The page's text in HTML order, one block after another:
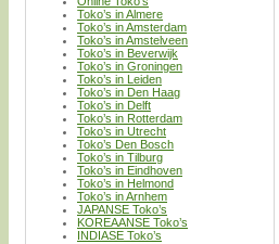
Toko’s in Almere
Toko’s in Amsterdam
Toko’s in Amstelveen
Toko’s in Beverwijk
Toko’s in Groningen
Toko’s in Leiden
Toko’s in Den Haag
Toko’s in Delft
Toko’s in Rotterdam
Toko’s in Utrecht
Toko’s Den Bosch
Toko’s in Tilburg
Toko’s in Eindhoven
Toko’s in Helmond
Toko’s in Arnhem
JAPANSE Toko’s
KOREAANSE Toko’s
INDIASE Toko’s